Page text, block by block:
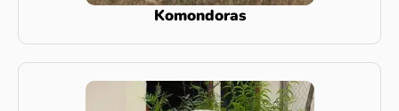
Komondoras